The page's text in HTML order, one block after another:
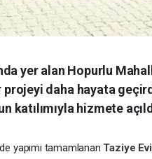
yer alan Hopurlu
projeyi daha hayata
katılımıyla hizmete
yapımı tamamlanan Taziye